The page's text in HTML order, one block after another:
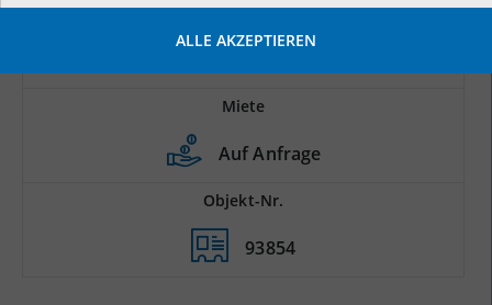
Prod.-/Lagerfläche
Miete
Auf Anfrage
Objekt-Nr.
93854
ALLE AKZEPTIEREN